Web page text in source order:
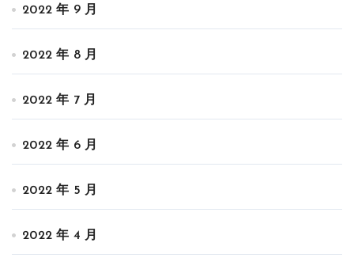
2022 年 9 月
2022 年 8 月
2022 年 7 月
2022 年 6 月
2022 年 5 月
2022 年 4 月